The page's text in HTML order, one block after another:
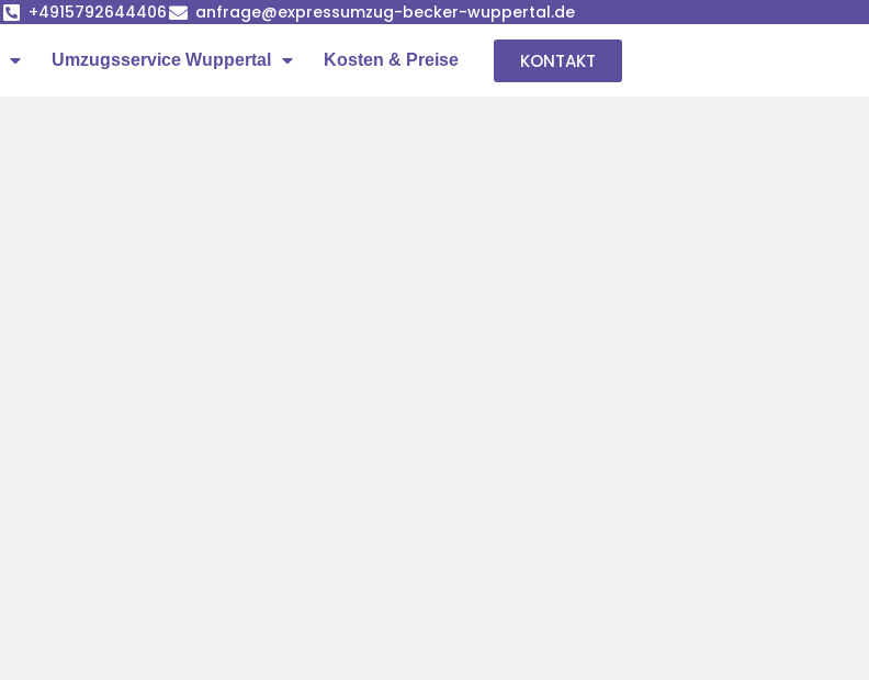
+4915792644406 anfrage@expressumzug-becker-wuppertal.de
Umzugsservice Wuppertal Kosten & Preise KONTAKT